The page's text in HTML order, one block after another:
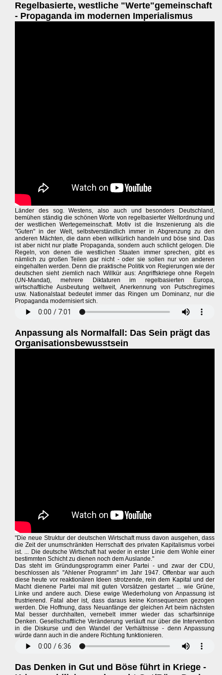
Regelbasierte, westliche "Werte"gemeinschaft
- Propaganda im modernen Imperialismus
Länder des sog. Westens, also auch und besonders Deutschland,
bemühen ständig die schönen Worte von regelbasierter Weltordnung und
der westlichen Wertegemeinschaft. Motiv ist die Inszenierung als die
"Guten" in der Welt, selbstverständlich immer in Abgrenzung zu den
anderen Mächten, die dann eben willkürlich handeln und böse sind. Das
ist aber nicht nur platte Propaganda, sondern auch schlicht gelogen. Die
Regeln, von denen die westlichen Staaten immer sprechen, gibt es
nämlich zu großen Teilen gar nicht - oder sie sollen nur von anderen
eingehalten werden. Denn die praktische Politik von Regierungen wie der
deutschen sieht ziemlich nach Willkür aus: Angriffskriege ohne Regeln
(UN-Mandat), mehrere Diktaturen im regelbasierten Europa,
wirtschaftliche Ausbeutung weltweit, Anerkennung von Putschregimes
usw. Nationalstaat bedeutet immer das Ringen um Dominanz, nur die
Propaganda modernisiert sich.
Anpassung als Normalfall: Das Sein prägt das
Organisationsbewusstsein
"Die neue Struktur der deutschen Wirtschaft muss davon ausgehen, dass
die Zeit der unumschränkten Herrschaft des privaten Kapitalismus vorbei
ist. ... Die deutsche Wirtschaft hat weder in erster Linie dem Wohle einer
bestimmten Schicht zu dienen noch dem Auslande."
Das steht im Gründungsprogramm einer Partei - und zwar der CDU,
beschlossen als "Ahlener Programm" im Jahr 1947. Offenbar war auch
diese heute vor reaktionären Ideen strotzende, rein dem Kapital und der
Macht dienene Partei mal mit guten Vorsätzen gestartet ... wie Grüne,
Linke und andere auch. Diese ewige Wiederholung von Anpassung ist
frustrierend. Fatal aber ist, dass daraus keine Konsequenzen gezogen
werden. Die Hoffnung, dass Neuanfänge der gleichen Art beim nächsten
Mal besser durchhalten, vernebelt immer wieder das scharfsinnige
Denken. Gesellschaftliche Veränderung verläuft nur über die Intervention
in die Diskurse und den Wandel der Verhältnisse - denn Anpassung
würde dann auch in die andere Richtung funktionieren.
Das Denken in Gut und Böse führt in Kriege -